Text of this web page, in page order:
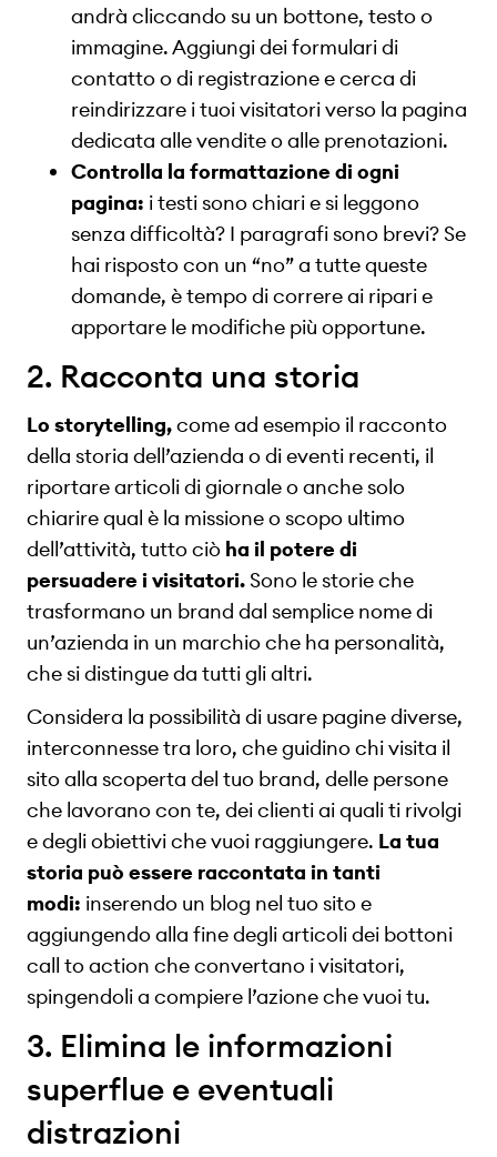
andrà cliccando su un bottone, testo o
immagine. Aggiungi dei formulari di
contatto o di registrazione e cerca di
reindirizzare i tuoi visitatori verso la pagina
dedicata alle vendite o alle prenotazioni.
Controlla la formattazione di ogni
pagina: i testi sono chiari e si leggono
senza difficoltà? I paragrafi sono brevi? Se
hai risposto con un “no” a tutte queste
domande, è tempo di correre ai ripari e
apportare le modifiche più opportune.
2. Racconta una storia
Lo storytelling,come ad esempio il racconto
della storia dell’azienda o di eventi recenti, il
riportare articoli di giornale o anche solo
chiarire qual è la missione o scopo ultimo
dell’attività, tutto ciò ha il potere di
persuadere i visitatori. Sono le storie che
trasformano un brand dal semplice nome di
un’azienda in un marchio che ha personalità,
che si distingue da tutti gli altri.
Considera la possibilità di usare pagine diverse,
interconnesse tra loro, che guidino chi visita il
sito alla scoperta del tuo brand, delle persone
che lavorano con te, dei clienti ai quali ti rivolgi
e degli obiettivi che vuoi raggiungere. La tua
storia può essere raccontata in tanti
modi: inserendo un blog nel tuo sito e
aggiungendo alla fine degli articoli dei bottoni
call to action che convertano i visitatori,
spingendoli a compiere l’azione che vuoi tu.
3. Elimina le informazioni
superflue e eventuali
distrazioni